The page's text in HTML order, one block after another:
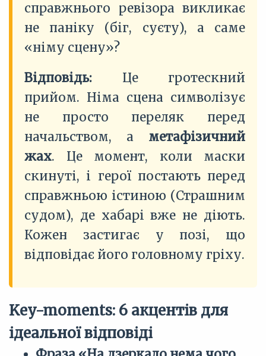
справжнього ревізора викликає
не паніку (біг, суєту), а саме
«німу сцену»?
Відповідь: Це гротескний
прийом. Німа сцена символізує
не просто переляк перед
начальством, а метафізичний
жах. Це момент, коли маски
скинуті, і герої постають перед
справжньою істиною (Страшним
судом), де хабарі вже не діють.
Кожен застигає у позі, що
відповідає його головному гріху.
Key-moments: 6 акцентів для
ідеальної відповіді